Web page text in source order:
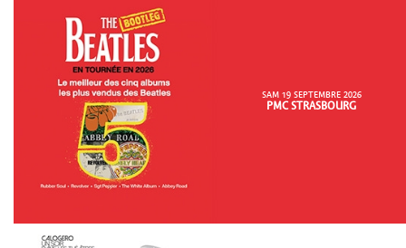
SAM 19 SEPTEMBRE 2026
PMC STRASBOURG